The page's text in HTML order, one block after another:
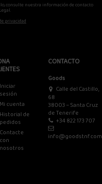
consulte nuestra información de contacto
privacidad
Iniciar
sesión
Mi cuenta
Historial de
pedidos
Contacte
con
nosotros
CONTACTO
Goods
Calle del Castillo,
68
38003 – Santa Cruz
de Tenerife
+34 822 173 707
info@goodstnf.com